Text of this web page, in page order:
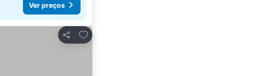
Ver preços
Partilhar
Adicionar aos favoritos